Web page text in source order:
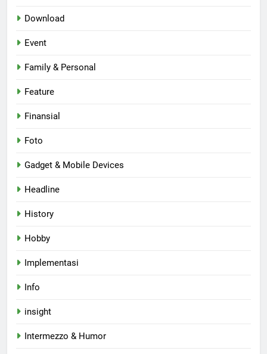
Download
Event
Family & Personal
Feature
Finansial
Foto
Gadget & Mobile Devices
Headline
History
Hobby
Implementasi
Info
insight
Intermezzo & Humor